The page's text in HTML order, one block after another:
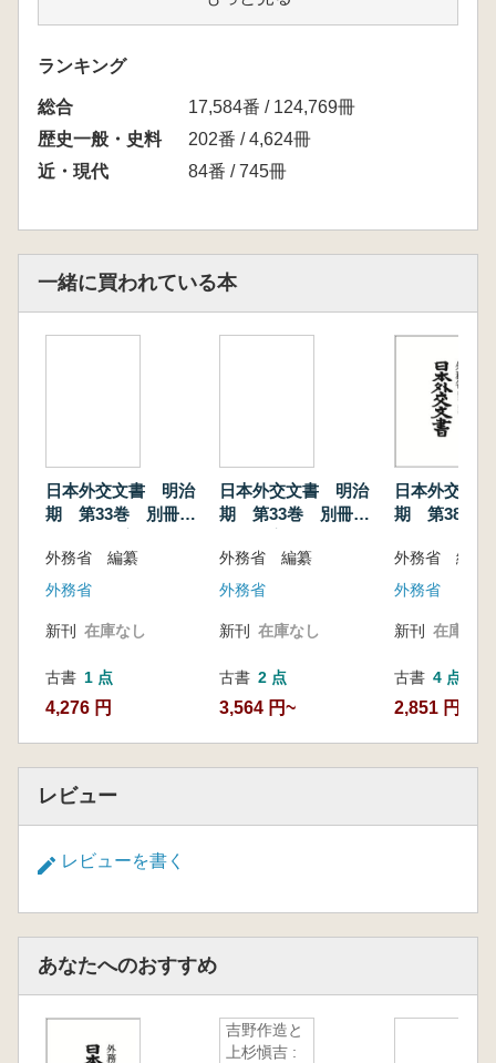
4 北京撤兵公使館引揚ケ問題
5 戦闘中止問題
6 賠償問題
7 公使館区域問題
8 和議ノ開始
ランキング
総合
17,584番 / 124,769冊
歴史一般・史料
202番 / 4,624冊
近・現代
84番 / 745冊
一緒に買われている本
日本外交文書 明治
期 第33巻 別冊
外務省 編纂
外務省
新刊 在庫なし
古書 1 点
4,276 円
日本外交文書 明治
期 第33巻 別冊
外務省 編纂
外務省
新刊 在庫なし
古書 2 点
3,564 円~
日本外交文
期 第38巻
外務省 編纂
外務省
新刊 在庫なし
古書 4 点
2,851 円~
レビュー
レビューを書く
あなたへのおすすめ
吉野作造と
上杉愼吉 :